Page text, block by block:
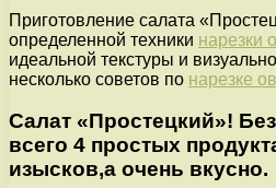
Приготовление салата
определенной техники нарезки
идеальной текстуры и
несколько советов по нарезке
Салат «Простецкий»!
всего 4 простых
изысков,а очень вкусно.